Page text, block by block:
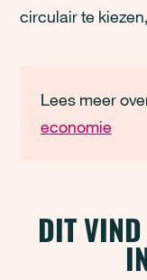
circulair te
Lees meer
economie
DIT